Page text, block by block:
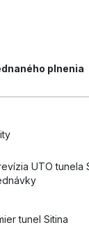
plnenia
UTO tunela
tunel Sitina